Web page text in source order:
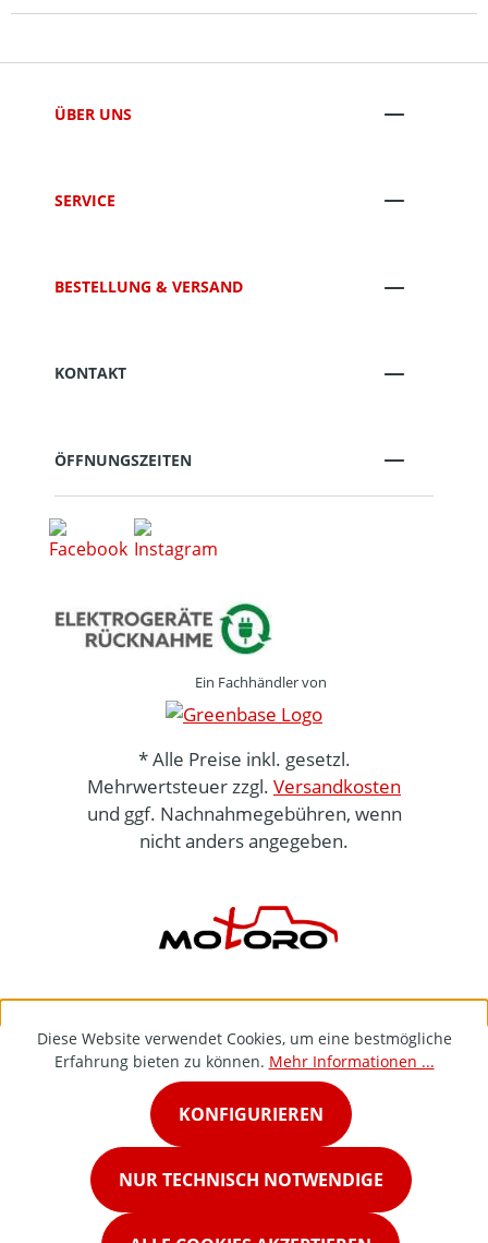
ÜBER UNS
SERVICE
BESTELLUNG & VERSAND
KONTAKT
ÖFFNUNGSZEITEN
Ein Fachhändler von
* Alle Preise inkl. gesetzl.
Mehrwertsteuer zzgl. Versandkosten
und ggf. Nachnahmegebühren, wenn
nicht anders angegeben.
Diese Website verwendet Cookies, um eine bestmögliche
Erfahrung bieten zu können. Mehr Informationen ...
NUR TECHNISCH NOTWENDIGE
KONFIGURIEREN